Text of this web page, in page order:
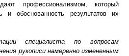
профессионализмом, который
и обоснованность результатов их
специалиста по вопросам
рукописи намеренно измененным